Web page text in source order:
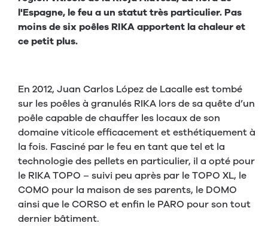
l'Espagne, le feu a un statut très particulier. Pas
moins de six poêles RIKA apportent la chaleur et
ce petit plus.
En 2012, Juan Carlos López de Lacalle est tombé
sur les poêles à granulés RIKA lors de sa quête d’un
poêle capable de chauffer les locaux de son
domaine viticole efficacement et esthétiquement à
la fois. Fasciné par le feu en tant que tel et la
technologie des pellets en particulier, il a opté pour
le RIKA TOPO – suivi peu après par le TOPO XL, le
COMO pour la maison de ses parents, le DOMO
ainsi que le CORSO et enfin le PARO pour son tout
dernier bâtiment.